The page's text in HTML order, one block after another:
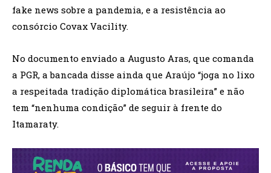
fake news sobre a pandemia, e a resistência ao
consórcio Covax Vacility.
No documento enviado a Augusto Aras, que comanda
a PGR, a bancada disse ainda que Araújo “joga no lixo
a respeitada tradição diplomática brasileira” e não
tem “nenhuma condição” de seguir à frente do
Itamaraty.